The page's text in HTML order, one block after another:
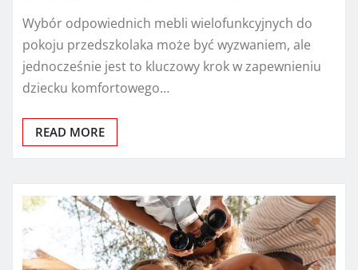
Wybór odpowiednich mebli wielofunkcyjnych do
pokoju przedszkolaka może być wyzwaniem, ale
jednocześnie jest to kluczowy krok w zapewnieniu
dziecku komfortowego…
READ MORE